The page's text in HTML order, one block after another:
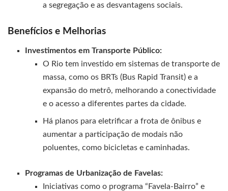
a segregação e as desvantagens sociais.
Benefícios e Melhorias
Investimentos em Transporte Público:
O Rio tem investido em sistemas de transporte de
massa, como os BRTs (Bus Rapid Transit) e a
expansão do metrô, melhorando a conectividade
e o acesso a diferentes partes da cidade.
Há planos para eletrificar a frota de ônibus e
aumentar a participação de modais não
poluentes, como bicicletas e caminhadas.
Programas de Urbanização de Favelas:
Iniciativas como o programa “Favela-Bairro” e